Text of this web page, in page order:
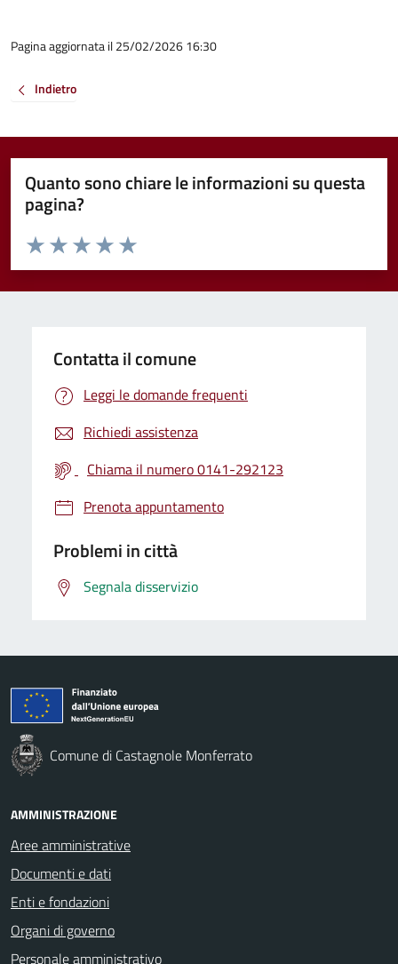
Pagina aggiornata il 25/02/2026 16:30
Indietro
Quanto sono chiare le informazioni su questa
pagina?
Valuta da 1 a 5 stelle la pagina
Valuta 5 stelle su 5
Valuta 4 stelle su 5
Valuta 3 stelle su 5
Valuta 2 stelle su 5
Valuta 1 stelle su 5
Contatta il comune
Leggi le domande frequenti
Richiedi assistenza
Chiama il numero 0141-292123
Prenota appuntamento
Problemi in città
Segnala disservizio
Comune di Castagnole Monferrato
AMMINISTRAZIONE
Aree amministrative
Documenti e dati
Enti e fondazioni
Organi di governo
Personale amministrativo